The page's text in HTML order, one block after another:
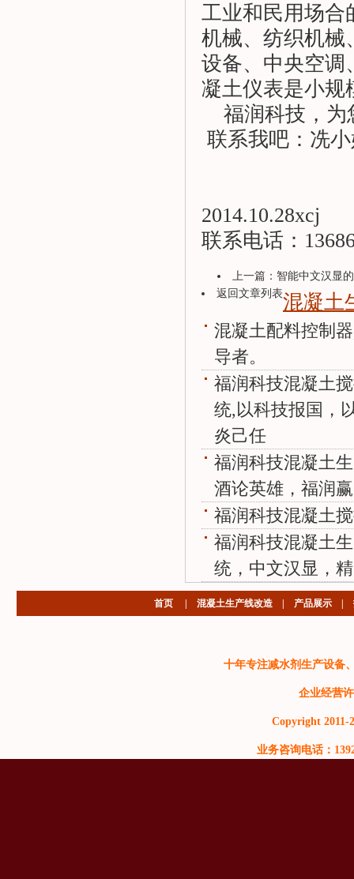
工业和民用场合
机械、纺织机械
设备、中央空调
凝土仪表是小规
福润科技，为
联系我吧：冼小
2014.10.28xcj
联系电话：
上一篇： 智能中文汉显
返回文章列表混凝土
混凝土配料控制
导者。
福润科技混凝土
统,以科技报国，
炎己任
福润科技混凝土
酒论英雄，福润
福润科技混凝土
福润科技混凝土
统，中文汉显，
首页 混凝土生产线改造 产品展示
十年专注减水剂生产设备
企业经营
Copyright 2011-
业务咨询电话：